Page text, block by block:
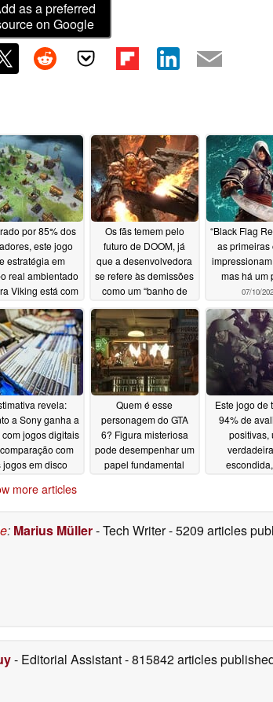
as a preferred
on Google
por 85% dos
este jogo
estratégia em
real ambientado
Viking está com
07/11/2026
Os fãs temem pelo
futuro de DOOM, já
que a desenvolvedora
se refere às demissões
como um “banho de
07/10/2026
“Black Flag
as primeiras
mas há um
07/10/
revela:
a Sony ganha a
com jogos digitais
com
jogos em disco
Quem é esse
personagem do GTA
6? Figura misteriosa
pode desempenhar um
papel fundamental
Este jogo de
94% de
positivas,
more articles
: Marius Müller- Tech Writer- 5209 articles
- Editorial Assistant- 815842 articles